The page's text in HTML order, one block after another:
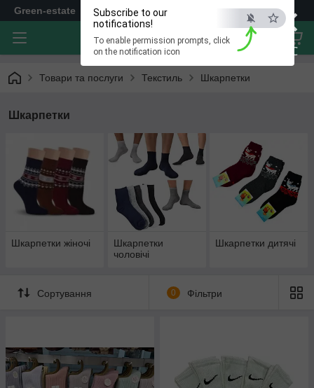
×
ESC
Subscribe to our
notifications!
To enable permission prompts, click
on the notification icon
Green-estate
Товари та послуги Текстиль Шкарпетки
Шкарпетки
Шкарпетки жіночі
Шкарпетки
чоловічі
Шкарпетки дитячі
Сортування 0 Фільтри